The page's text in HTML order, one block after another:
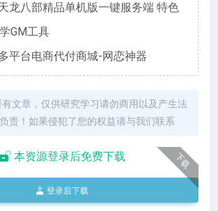
龙八部精品单机版一键服务端 特色
GM工具
平台电商代付商城-网恋神器
文章，仅供研究学习请勿商用以及产生法
责！如果侵犯了您的权益请与我们联系
下载
本资源登录后免费下载
登录后下载